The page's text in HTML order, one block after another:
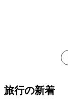
旅行の新着